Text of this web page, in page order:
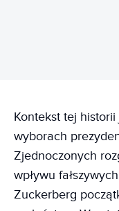
Kontekst tej
wyborach
Zjednoczonych
wpływu
Zuckerberg